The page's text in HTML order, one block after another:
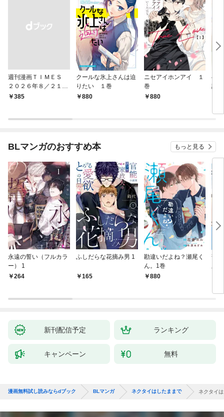
週刊漫画ＴＩＭＥＳ
２０２６年８／２１・
２８合併号
￥385
クールな氷上さんは迫
りたい １巻
880
ニセアイホンアイ １
巻
880
へ
話
BLマンガのおすすめ本 もっと見る
永遠の誓い（フルカラ
ー） 1
264
ふしだらな花摘み男 1
165
勘違いだよね？瀬尾く
ん。1巻
880
薄
版
新刊配信予定 ランキング
キャンペーン 無料
漫画無料試し読みならdブック BLマンガ ネクタイはしたままで ネクタイ